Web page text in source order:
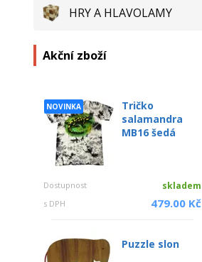
HRY A HLAVOLAMY
Akční zboží
NOVINKA
Tričko
salamandra
MB16 šedá
Dostupnost skladem
s DPH 479.00 Kč
Puzzle slon